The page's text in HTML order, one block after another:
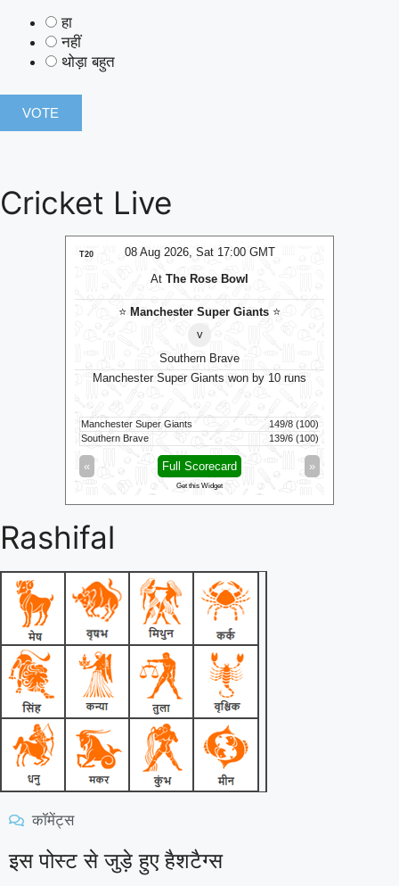
हा
नहीं
थोड़ा बहुत
Cricket Live
08 Aug 2026, Sat 17:00 GMT
The Rose Bowl
Manchester Super Giants⭐
Southern Brave
Manchester Super Giants won by 10 runs
Manchester Super Giants
149/8 (100)
Southern Brave
139/6 (100)
Full Scorecard
Get this Widget
Jaffna Kings
Galle Gallants
«
Rashifal
कॉमेंट्स
इस पोस्ट से जुड़े हुए हैशटैग्स